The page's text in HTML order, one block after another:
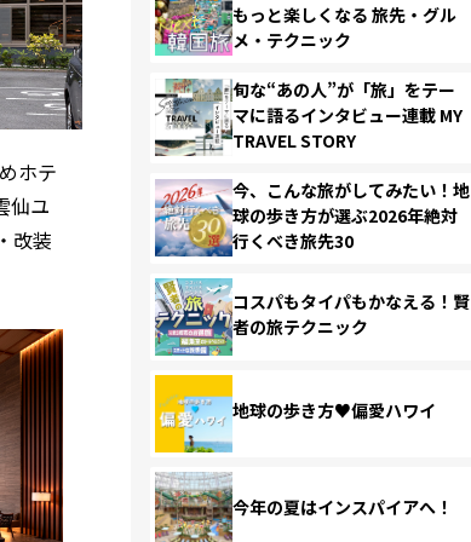
ホテ
仙ユ
改装
もっと楽しくなる 旅先・グル
メ・テクニック
旬な“あの人”が「旅」をテー
マに語るインタビュー連載 MY
TRAVEL STORY
今、こんな旅がしてみたい！地
球の歩き方が選ぶ2026年絶対
行くべき旅先30
コスパもタイパもかなえる！賢
者の旅テクニック
地球の歩き方♥偏愛ハワイ
今年の夏はインスパイアへ！